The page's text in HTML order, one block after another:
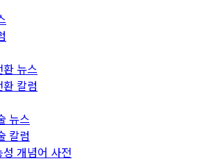
뉴스
칼럼
뉴스
칼럼
개념어 사전